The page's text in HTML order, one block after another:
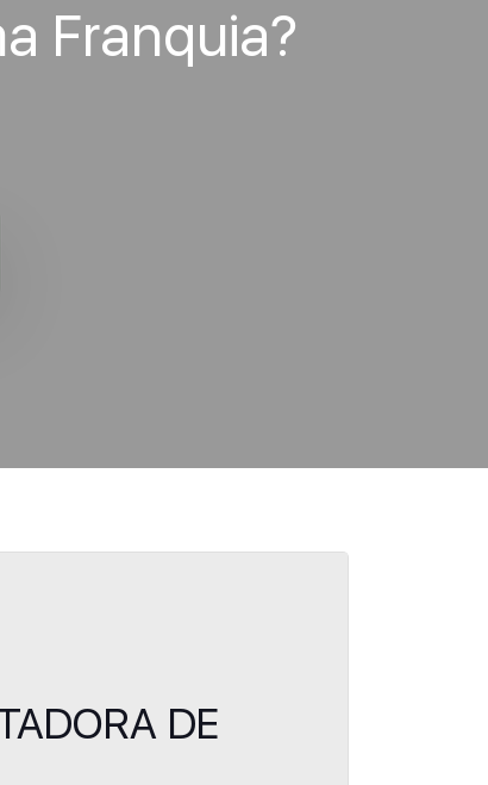
Franquia?
DE